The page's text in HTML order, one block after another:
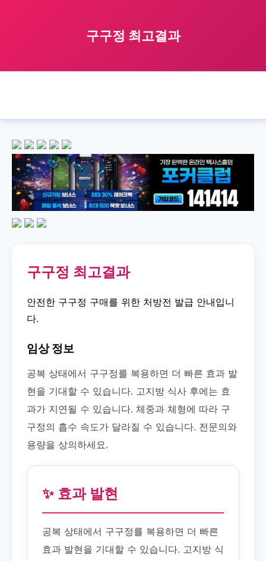
구구정 최고결과
구구정 최고결과
안전한 구구정 구매를 위한 처방전 발급 안내입니
다.
임상 정보
공복 상태에서 구구정를 복용하면 더 빠른 효과 발
현을 기대할 수 있습니다. 고지방 식사 후에는 효
과가 지연될 수 있습니다. 체중과 체형에 따라 구
구정의 흡수 속도가 달라질 수 있습니다. 전문의와
용량을 상의하세요.
✨ 효과 발현
공복 상태에서 구구정를 복용하면 더 빠른
효과 발현을 기대할 수 있습니다. 고지방 식